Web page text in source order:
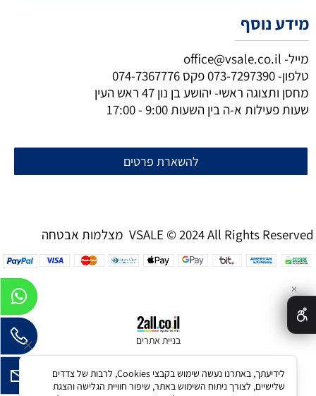
מידע נוסף
מייל- office@vsale.co.il
טלפון-073-7297390פקס 074-7367776
מחסן ותצוגה ראשי- יהושע בן נון 47 ראש העין
שעות פעילות א-ה בין השעות 9:00 - 17:00
להשארת פרטים
מצלמות אבטחה VSALE © 2024 All Rights Reserved
בניית אתרים
✕
לידיעתך, באתרנו נעשה שימוש בקבצי Cookies, לרבות של צדדים
שלישיים, לצורך ניתוח השימוש באתר, שיפור חוויית הגלישה והצגת